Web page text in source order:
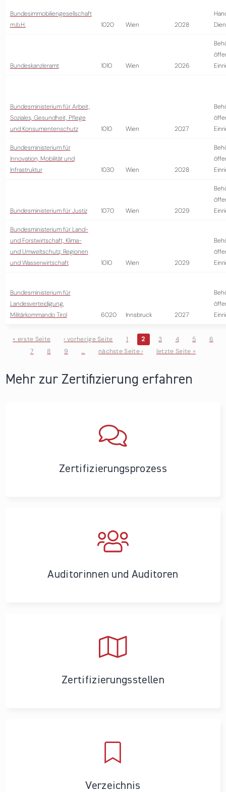
Bundesimmobiliengesellschaft
m.b.H.
1020 Wien 2028
Bundeskanzleramt 1010 Wien 2026
Bundesministerium für Arbeit,
Soziales, Gesundheit, Pflege
und Konsumentenschutz
1010 Wien 2027
Bundesministerium für
Innovation, Mobilität und
Infrastruktur
1030 Wien 2028
Bundesministerium für Justiz 1070 Wien 2029
Bundesministerium für Land-
und Forstwirtschaft, Klima-
und Umweltschutz, Regionen
und Wasserwirtschaft
1010 Wien 2029
Bundesministerium für
Landesverteidigung,
Militärkommando Tirol
6020 Innsbruck 2027
Seiten
« erste Seite ‹ vorherige Seite 1 2 3 4 5
6
7
8 9 … nächste Seite › letzte Seite »
Mehr zur Zertifizierung erfahren
Zertifizierungs­prozess
Auditorinnen und Auditoren
Zertifizierungs­stellen
Verzeichnis